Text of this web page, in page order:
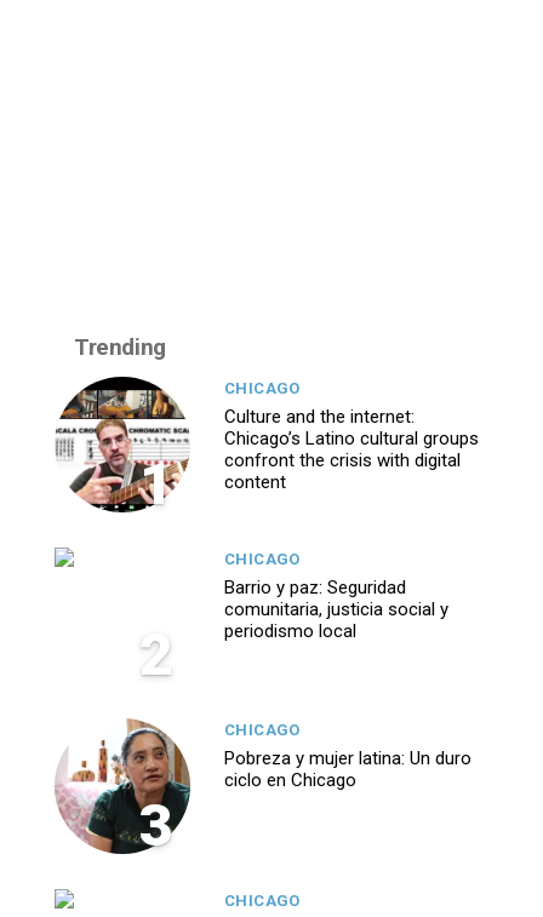
Trending
1
CHICAGO
Culture and the internet:
Chicago’s Latino cultural groups
confront the crisis with digital
content
2
CHICAGO
Barrio y paz: Seguridad
comunitaria, justicia social y
periodismo local
3
CHICAGO
Pobreza y mujer latina: Un duro
ciclo en Chicago
CHICAGO